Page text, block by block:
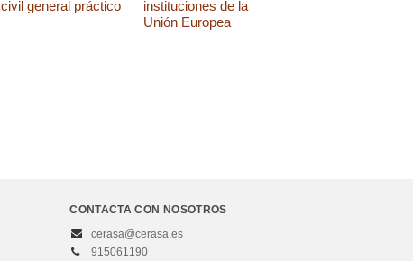
civil general práctico
instituciones de la
Unión Europea
CONTACTA CON NOSOTROS
cerasa@cerasa.es
915061190